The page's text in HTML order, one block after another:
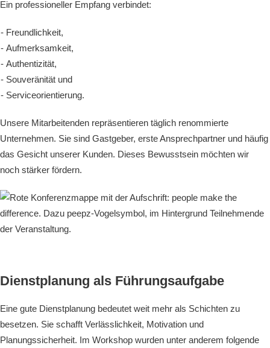
Ein professioneller Empfang verbindet:
Freundlichkeit,
Aufmerksamkeit,
Authentizität,
Souveränität und
Serviceorientierung.
Unsere Mitarbeitenden repräsentieren täglich renommierte
Unternehmen. Sie sind Gastgeber, erste Ansprechpartner und häufig
das Gesicht unserer Kunden. Dieses Bewusstsein möchten wir
noch stärker fördern.
Dienstplanung als Führungsaufgabe
Eine gute Dienstplanung bedeutet weit mehr als Schichten zu
besetzen. Sie schafft Verlässlichkeit, Motivation und
Planungssicherheit. Im Workshop wurden unter anderem folgende